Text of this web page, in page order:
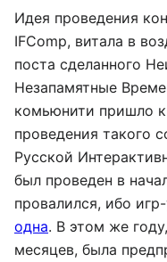
Идея проведения
IFComp, витала в
поста сделанного
Незапамятные
комьюнити пришло
проведения такого
Русской
был проведен в
провалился, ибо
одна. В этом же
месяцев, была